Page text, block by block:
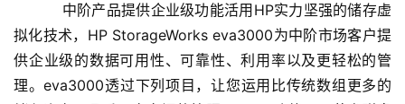
中阶产品提供企业级功能活用HP实力坚强的储存虚
拟化技术，HP StorageWorks eva3000为中阶市场客户提
供企业级的数据可用性、可靠性、利用率以及更轻松的管
理。eva3000透过下列项目，让您运用比传统数组更多的